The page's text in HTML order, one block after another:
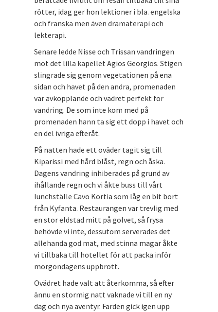
rötter, idag ger hon lektioner i bla. engelska
och franska men även dramaterapi och
lekterapi.
Senare ledde Nisse och Trissan vandringen
mot det lilla kapellet Agios Georgios. Stigen
slingrade sig genom vegetationen på ena
sidan och havet på den andra, promenaden
var avkopplande och vädret perfekt för
vandring. De som inte kom med på
promenaden hann ta sig ett dopp i havet och
en del ivriga efteråt.
På natten hade ett oväder tagit sig till
Kiparissi med hård blåst, regn och åska.
Dagens vandring inhiberades på grund av
ihållande regn och vi åkte buss till vårt
lunchställe Cavo Kortia som låg en bit bort
från Kyfanta. Restaurangen var trevlig med
en stor eldstad mitt på golvet, så frysa
behövde vi inte, dessutom serverades det
allehanda god mat, med stinna magar åkte
vi tillbaka till hotellet för att packa inför
morgondagens uppbrott.
Ovädret hade valt att återkomma, så efter
ännu en stormig natt vaknade vi till en ny
dag och nya äventyr. Färden gick igen upp